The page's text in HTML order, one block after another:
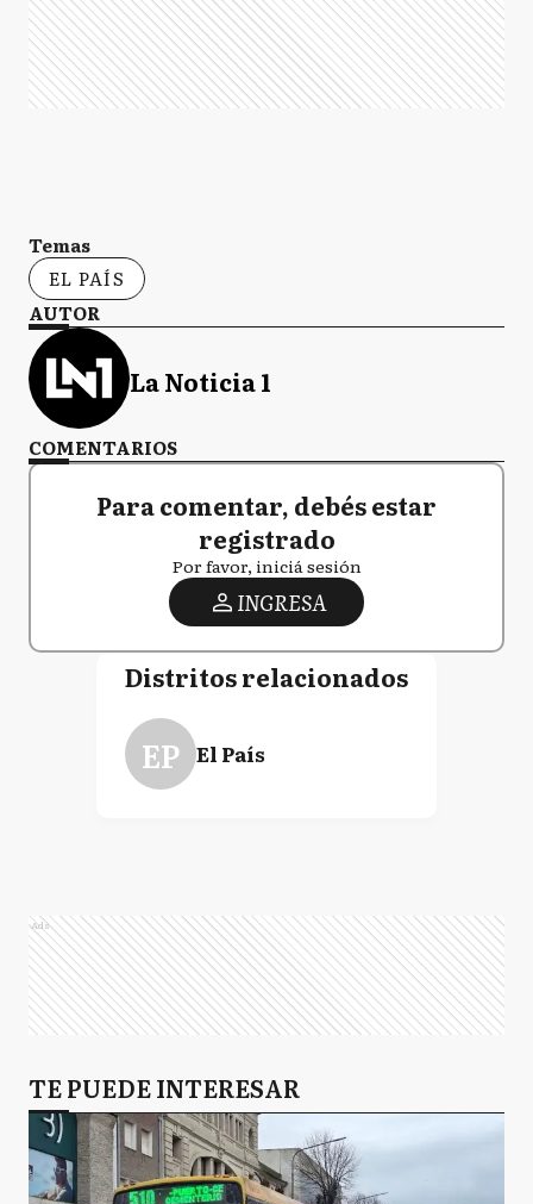
Temas
EL PAÍS
AUTOR
La Noticia 1
COMENTARIOS
Para comentar, debés estar
registrado
Por favor, iniciá sesión
INGRESA
Distritos relacionados
EP El País
Ads
TE PUEDE INTERESAR